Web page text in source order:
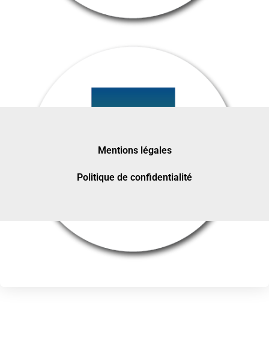
Mentions légales
Politique de confidentialité